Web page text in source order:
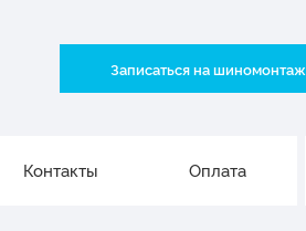
Записаться на шиномонтаж
Контакты Оплата